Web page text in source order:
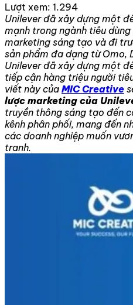
Lượt xem: 1.294
Unilever đã xây dựng một
mạnh trong ngành tiêu dùng
marketing sáng tạo và đi
sản phẩm đa dạng từ Omo,
Unilever đã xây dựng một
tiếp cận hàng triệu người
viết này của MIC Creative
lược marketing của
truyền thông sáng tạo đến
kênh phân phối, mang đến
các doanh nghiệp muốn
tranh.